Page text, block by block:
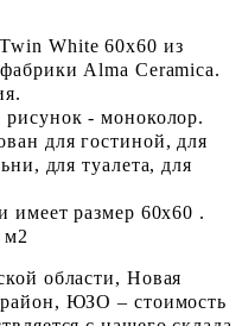
White 60x60 из
Alma Ceramica.
- моноколор.
для гостиной, для
для туалета, для
имеет размер 60x60 .
м2
области, Новая
ЮЗО – стоимость